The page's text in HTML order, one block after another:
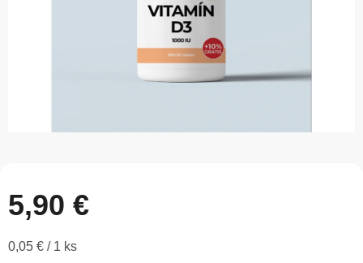
5,90 €
Jednotková
0,05 € / 1 ks